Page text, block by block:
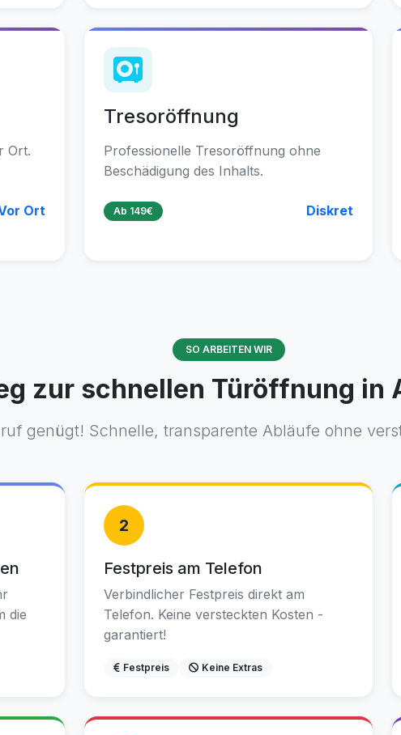
Ort.
Ort
Tresoröffnung
Professionelle Tresoröffnung ohne
Beschädigung des Inhalts.
Ab 149€ Diskret
SO ARBEITEN WIR
zur schnellen Türöffnung in
genügt! Schnelle, transparente Abläufe ohne
die
2
Festpreis am Telefon
Verbindlicher Festpreis direkt am
Telefon. Keine versteckten Kosten -
garantiert!
Festpreis Keine Extras